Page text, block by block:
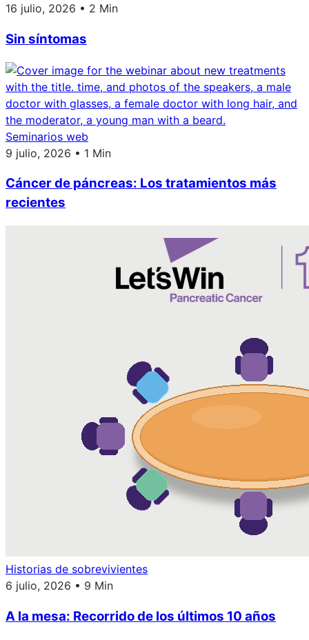
16 julio, 2026 • 2 Min
Sin síntomas
Seminarios web
9 julio, 2026 • 1 Min
Cáncer de páncreas: Los tratamientos más
recientes
Historias de sobrevivientes
6 julio, 2026 • 9 Min
A la mesa: Recorrido de los últimos 10 años